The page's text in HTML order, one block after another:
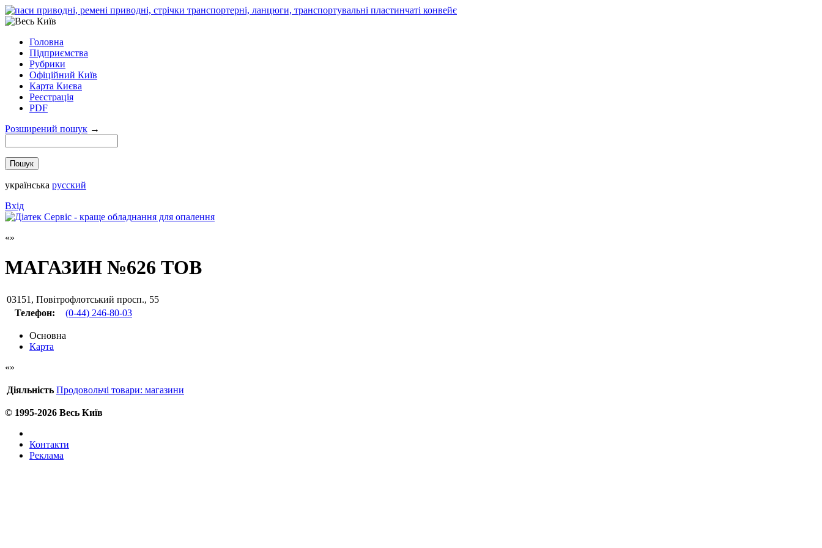
Головна
Підприємства
Рубрики
Офіційний Київ
Карта Києва
Реєстрація
PDF
Розширений пошук →
українська русский
Вхід
МАГАЗИН №626 ТОВ
03151 , Повітрофлотський просп., 55
Телефон:
(0-44) 246-80-03
Основна
Карта
Діяльність Продовольчі товари: магазини
© 1995-2026 Весь Київ
Контакти
Реклама